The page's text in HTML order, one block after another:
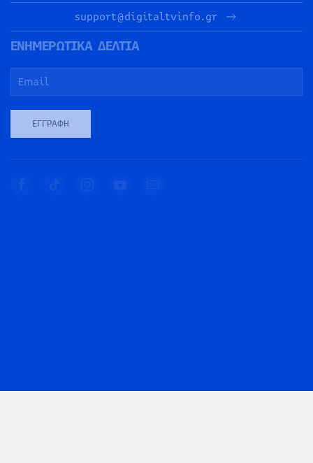
support@digitaltvinfo.gr
ΕΝΗΜΕΡΩΤΙΚΑ ΔΕΛΤΙΑ
ΕΓΓΡΑΦΉ